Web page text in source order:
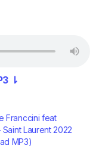
⇂
Franccini feat
Saint Laurent 2022
MP3)